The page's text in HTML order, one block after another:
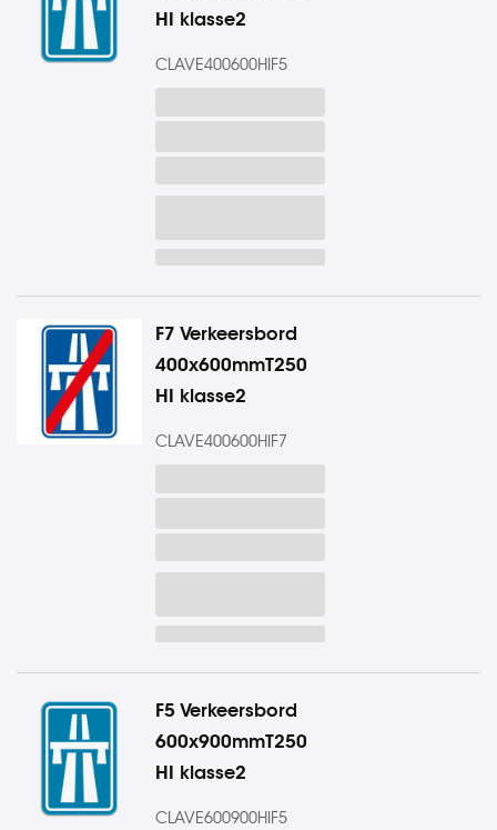
HI klasse2
CLAVE400600HIF5
F7 Verkeersbord
400x600mmT250
HI klasse2
CLAVE400600HIF7
F5 Verkeersbord
600x900mmT250
HI klasse2
CLAVE600900HIF5